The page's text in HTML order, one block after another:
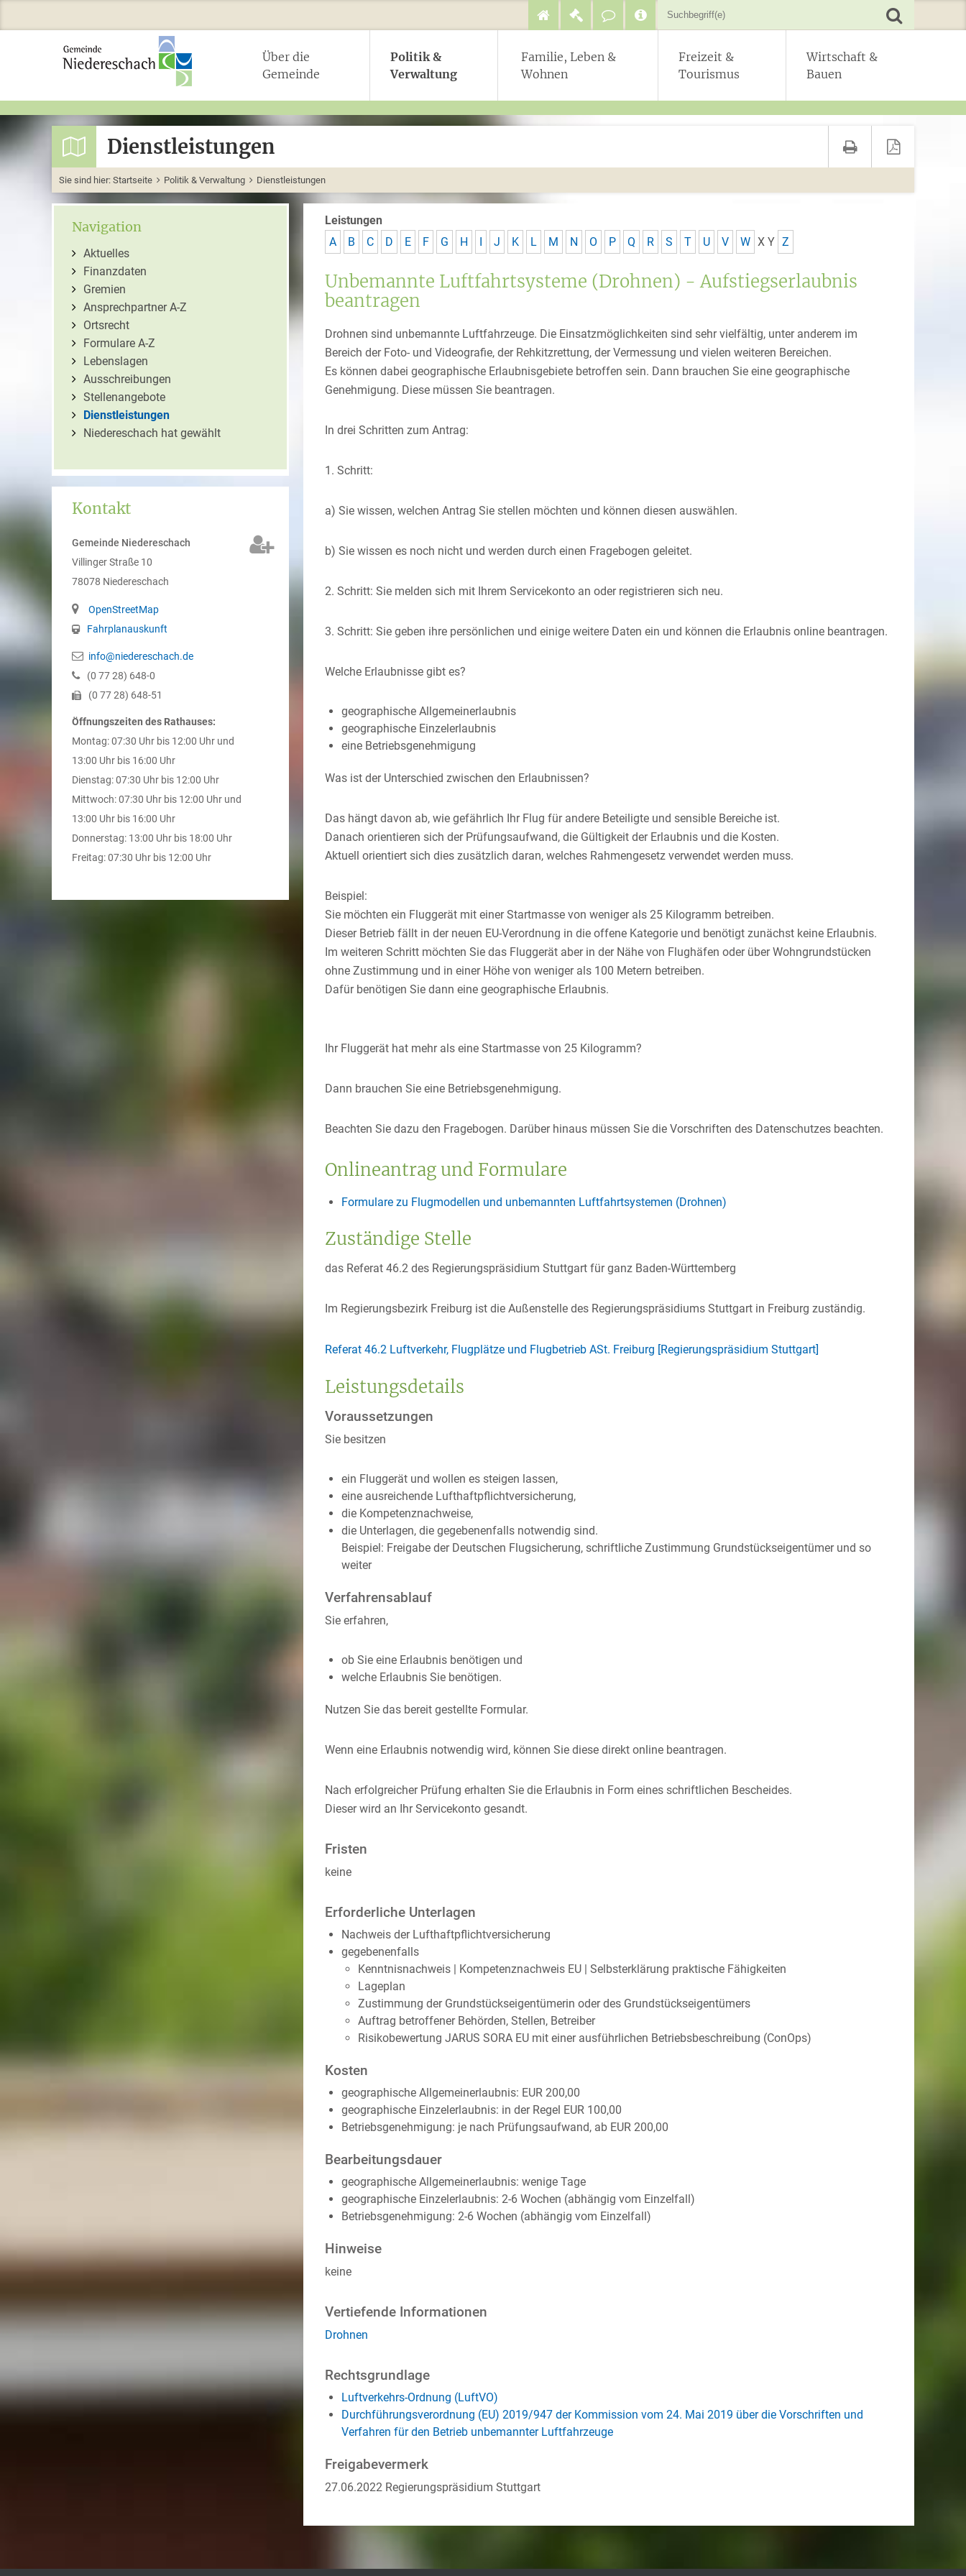
Über die
Gemeinde
Politik &
Verwaltung
Familie, Leben &
Wohnen
Freizeit &
Tourismus
Wirtschaft &
Bauen
Dienstleistungen
Sie sind hier: Startseite Politik & Verwaltung Dienstleistungen
Navigation
Aktuelles
Finanzdaten
Gremien
Ansprechpartner A-Z
Ortsrecht
Formulare A-Z
Lebenslagen
Ausschreibungen
Stellenangebote
Dienstleistungen
Niedereschach hat gewählt
Kontakt
Gemeinde Niedereschach
Villinger Straße 10
78078 Niedereschach
OpenStreetMap
Fahrplanauskunft
info@niedereschach.de
(0 7728) 648-0
(0 7728) 648-51
Öffnungszeiten des Rathauses:
Montag: 07:30 Uhr bis 12:00 Uhr und
13:00 Uhr bis 16:00 Uhr
Dienstag: 07:30 Uhr bis 12:00 Uhr
Mittwoch: 07:30 Uhr bis 12:00 Uhr und
13:00 Uhr bis 16:00 Uhr
Donnerstag: 13:00 Uhr bis 18:00 Uhr
Freitag: 07:30 Uhr bis 12:00 Uhr
Leistungen
A
B C D E F G H I J K L M N O P Q R S T U V W X Y Z
Unbemannte Luftfahrtsysteme (Drohnen) - Aufstiegserlaubnis
beantragen
Drohnen sind unbemannte Luftfahrzeuge. Die Einsatzmöglichkeiten sind sehr vielfältig, unter anderem im
Bereich der Foto- und Videografie, der Rehkitzrettung, der Vermessung und vielen weiteren Bereichen.
Es können dabei geographische Erlaubnisgebiete betroffen sein. Dann brauchen Sie eine geographische
Genehmigung. Diese müssen Sie beantragen.
In drei Schritten zum Antrag:
1. Schritt:
a) Sie wissen, welchen Antrag Sie stellen möchten und können diesen auswählen.
b) Sie wissen es noch nicht und werden durch einen Fragebogen geleitet.
2. Schritt: Sie melden sich mit Ihrem Servicekonto an oder registrieren sich neu.
3. Schritt: Sie geben ihre persönlichen und einige weitere Daten ein und können die Erlaubnis online beantragen.
Welche Erlaubnisse gibt es?
geographische Allgemeinerlaubnis
geographische Einzelerlaubnis
eine Betriebsgenehmigung
Was ist der Unterschied zwischen den Erlaubnissen?
Das hängt davon ab, wie gefährlich Ihr Flug für andere Beteiligte und sensible Bereiche ist.
Danach orientieren sich der Prüfungsaufwand, die Gültigkeit der Erlaubnis und die Kosten.
Aktuell orientiert sich dies zusätzlich daran, welches Rahmengesetz verwendet werden muss.
Beispiel:
Sie möchten ein Fluggerät mit einer Startmasse von weniger als 25 Kilogramm betreiben.
Dieser Betrieb fällt in der neuen EU-Verordnung in die offene Kategorie und benötigt zunächst keine Erlaubnis.
Im weiteren Schritt möchten Sie das Fluggerät aber in der Nähe von Flughäfen oder über Wohngrundstücken
ohne Zustimmung und in einer Höhe von weniger als 100 Metern betreiben.
Dafür benötigen Sie dann eine geographische Erlaubnis.
Ihr Fluggerät hat mehr als eine Startmasse von 25 Kilogramm?
Dann brauchen Sie eine Betriebsgenehmigung.
Beachten Sie dazu den Fragebogen. Darüber hinaus müssen Sie die Vorschriften des Datenschutzes beachten.
Onlineantrag und Formulare
Formulare zu Flugmodellen und unbemannten Luftfahrtsystemen (Drohnen)
Zuständige Stelle
das Referat 46.2 des Regierungspräsidium Stuttgart für ganz Baden-Württemberg
Im Regierungsbezirk Freiburg ist die Außenstelle des Regierungspräsidiums Stuttgart in Freiburg zuständig.
Referat 46.2 Luftverkehr, Flugplätze und Flugbetrieb ASt. Freiburg [Regierungspräsidium Stuttgart]
Leistungsdetails
Voraussetzungen
Sie besitzen
ein Fluggerät und wollen es steigen lassen,
eine ausreichende Lufthaftpflichtversicherung,
die Kompetenznachweise,
die Unterlagen, die gegebenenfalls notwendig sind.
Beispiel: Freigabe der Deutschen Flugsicherung, schriftliche Zustimmung Grundstückseigentümer und so
weiter
Verfahrensablauf
Sie erfahren,
ob Sie eine Erlaubnis benötigen und
welche Erlaubnis Sie benötigen.
Nutzen Sie das bereit gestellte Formular.
Wenn eine Erlaubnis notwendig wird, können Sie diese direkt online beantragen.
Nach erfolgreicher Prüfung erhalten Sie die Erlaubnis in Form eines schriftlichen Bescheides.
Dieser wird an Ihr Servicekonto gesandt.
Fristen
keine
Erforderliche Unterlagen
Nachweis der Lufthaftpflichtversicherung
gegebenenfalls
Kenntnisnachweis | Kompetenznachweis EU | Selbsterklärung praktische Fähigkeiten
Lageplan
Zustimmung der Grundstückseigentümerin oder des Grundstückseigentümers
Auftrag betroffener Behörden, Stellen, Betreiber
Risikobewertung JARUS SORA EU mit einer ausführlichen Betriebsbeschreibung (ConOps)
Kosten
geographische Allgemeinerlaubnis: EUR 200,00
geographische Einzelerlaubnis: in der Regel EUR 100,00
Betriebsgenehmigung: je nach Prüfungsaufwand, ab EUR 200,00
Bearbeitungsdauer
geographische Allgemeinerlaubnis: wenige Tage
geographische Einzelerlaubnis: 2-6 Wochen (abhängig vom Einzelfall)
Betriebsgenehmigung: 2-6 Wochen (abhängig vom Einzelfall)
Hinweise
keine
Vertiefende Informationen
Drohnen
Rechtsgrundlage
Luftverkehrs-Ordnung (LuftVO)
Durchführungsverordnung (EU) 2019/947 der Kommission vom 24. Mai 2019 über die Vorschriften und
Verfahren für den Betrieb unbemannter Luftfahrzeuge
Freigabevermerk
27.06.2022 Regierungspräsidium Stuttgart